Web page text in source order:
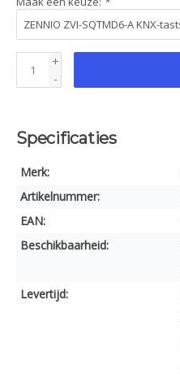
+
-
Specificaties
Merk:
Artikelnummer:
EAN:
Beschikbaarheid:
Levertijd: